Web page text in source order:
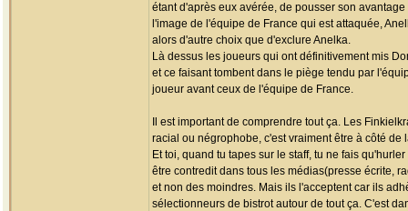
étant d'après eux avérée, de pousser son
l'image de l'équipe de France qui est attaquée,
alors d'autre choix que d'exclure Anelka.
Là dessus les joueurs qui ont définitivement mis
et ce faisant tombent dans le piège tendu par
joueur avant ceux de l'équipe de France.
Il est important de comprendre tout ça. Les
racial ou négrophobe, c'est vraiment être à côté de
Et toi, quand tu tapes sur le staff, tu ne fais
être contredit dans tous les médias(presse écrite,
et non des moindres. Mais ils l'acceptent car ils
sélectionneurs de bistrot autour de tout ça. C'est